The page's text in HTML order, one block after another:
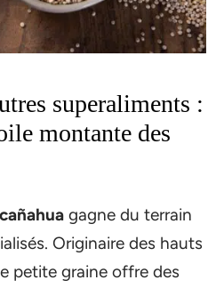
superaliments :
montante des
cañahua gagne du terrain
Originaire des hauts
petite graine offre des